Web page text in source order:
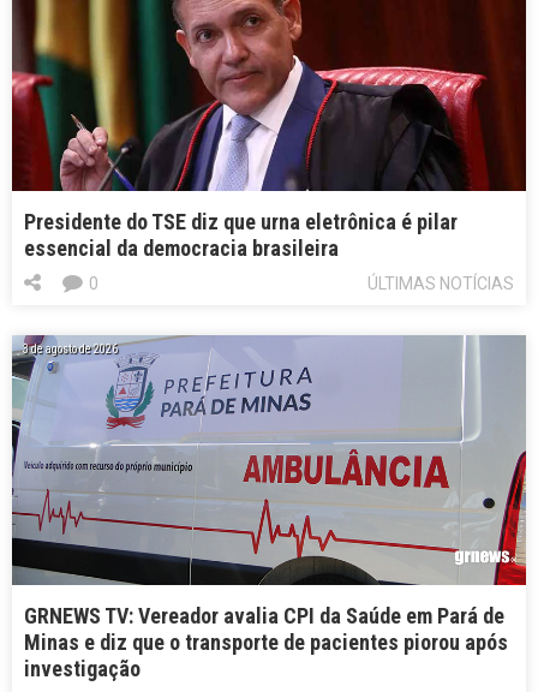
Presidente do TSE diz que urna eletrônica é pilar
essencial da democracia brasileira
ÚLTIMAS NOTÍCIAS
0
3 de agosto de 2026
GRNEWS TV: Vereador avalia CPI da Saúde em Pará de
Minas e diz que o transporte de pacientes piorou após
investigação